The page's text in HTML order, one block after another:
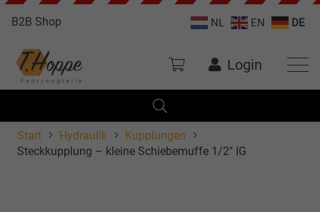
B2B Shop NL EN DE
Login
Start Hydraulik
Kupplungen
Steckkupplung – kleine Schiebemuffe 1/2″ IG